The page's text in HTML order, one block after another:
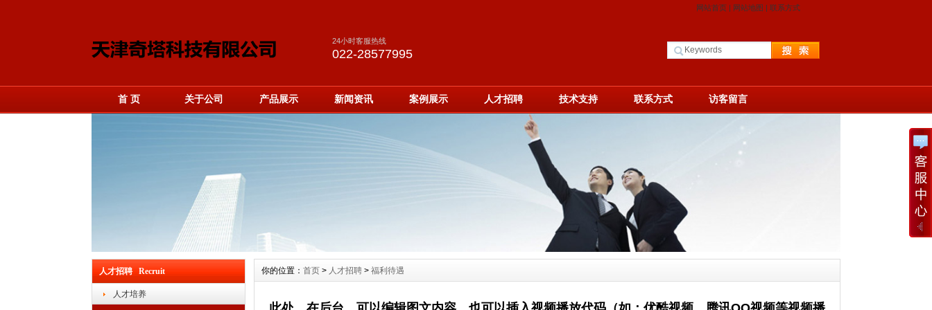
网站首页| 网站地图 | 联系方式
24小时客服热线
022-28577995
首 页 关于公司 产品展示 新闻资讯 案例展示 人才招聘 技术支持 联系方式 访客留言
人才招聘 Recruit
人才培养
你的位置： 首页 > 人才招聘 > 福利待遇